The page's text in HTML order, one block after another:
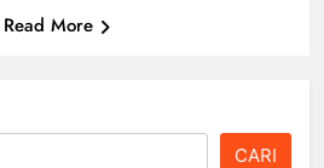
Read More
CARI